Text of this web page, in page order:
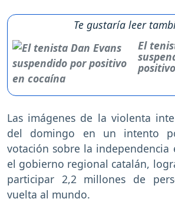
Te gustaría leer
El
Las imágenes de la violenta
del domingo en un intento
votación sobre la independencia
el gobierno regional catalán,
participar 2,2 millones de
vuelta al mundo.